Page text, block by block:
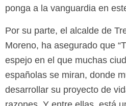
ponga a la vanguardia en
Por su parte, el alcalde de
Moreno, ha asegurado que
espejo en el que muchas
españolas se miran, donde
desarrollar su proyecto de